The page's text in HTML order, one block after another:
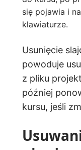
się pojawia i
klawiaturze.
Usunięcie
powoduje
z pliku
później
kursu, jeśli